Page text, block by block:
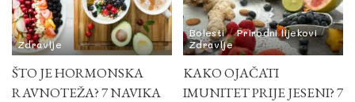
Zdravlje
ŠTO JE HORMONSKA
RAVNOTEŽA? 7 NAVIKA
Bolesti
Prirodni lijekovi
Zdravlje
KAKO OJAČATI
IMUNITET PRIJE JESENI? 7